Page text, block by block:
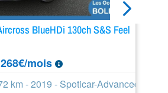
BlueHDi 130ch S&S Feel
mois
km - 2019 - Spoticar-Advanced